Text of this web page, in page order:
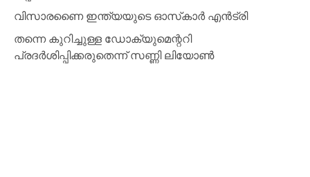
വിസാരണൈ ഇന്ത്യയുടെ ഓസ്‌കാര്‍ എന്‍ട്രി
തന്നെ കുറിച്ചുള്ള ഡോക്യുമെന്ററി
പ്രദര്‍ശിപ്പിക്കരുതെന്ന് സണ്ണി ലിയോണ്‍